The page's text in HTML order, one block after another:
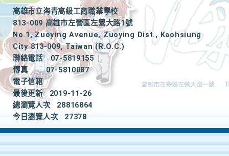
高雄市立海青高級工商職業學校
813-009 高雄市左營區左營大路1號
No.1, Zuoying Avenue, Zuoying Dist., Kaohsiung
City 813-009, Taiwan (R.O.C.)
聯絡電話
07-5819155
|
傳真
07-5810087
電子信箱
最後更新
2019-11-26
總瀏覽人次
28816864
今日瀏覽人次
27378